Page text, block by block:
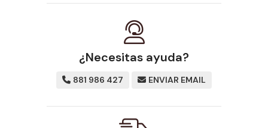
¿Necesitas ayuda?
881 986 427 ENVIAR EMAIL